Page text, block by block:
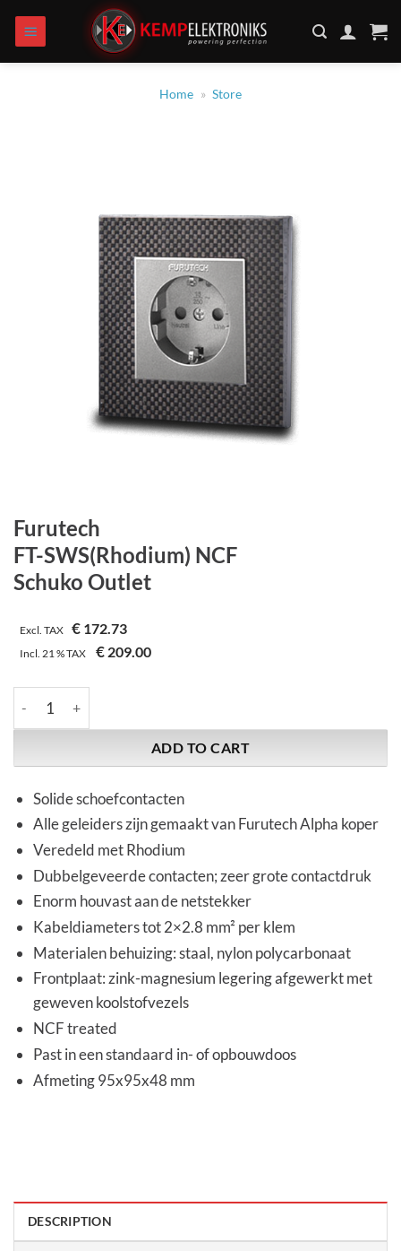
content
Home » Store
Furutech
FT-SWS(Rhodium) NCF
Schuko Outlet
Excl. TAX € 172.73
Incl.21 %TAX € 209.00
ADD TO CART
Solide schoefcontacten
Alle geleiders zijn gemaakt van Furutech Alpha koper
Veredeld met Rhodium
Dubbelgeveerde contacten; zeer grote contactdruk
Enorm houvast aan de netstekker
Kabeldiameters tot 2×2.8 mm² per klem
Materialen behuizing: staal, nylon polycarbonaat
Frontplaat: zink-magnesium legering afgewerkt met
geweven koolstofvezels
NCF treated
Past in een standaard in- of opbouwdoos
Afmeting 95x95x48 mm
DESCRIPTION